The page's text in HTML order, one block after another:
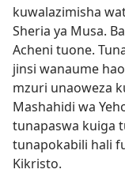
kuwalazimisha
Sheria ya Musa.
Acheni tuone.
jinsi wanaume
mzuri unaoweza
Mashahidi wa
tunapaswa kuiga
tunapokabili hali
Kikristo.